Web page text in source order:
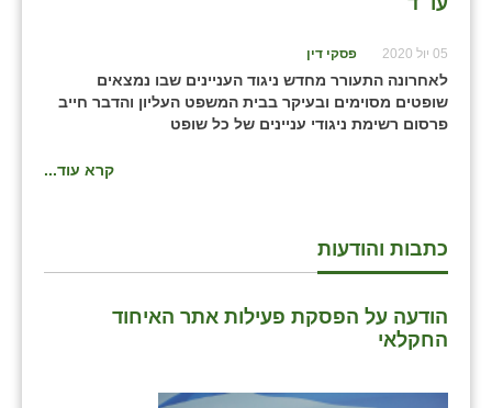
05 יול 2020 פסקי דין
לאחרונה התעורר מחדש ניגוד העניינים שבו נמצאים
שופטים מסוימים ובעיקר בבית המשפט העליון והדבר חייב
פרסום רשימת ניגודי עניינים של כל שופט
קרא עוד...
כתבות והודעות
הודעה על הפסקת פעילות אתר האיחוד
החקלאי
נהריה (אג״ש)
ניר צבי
עין חצבה
קלחים
רימונים